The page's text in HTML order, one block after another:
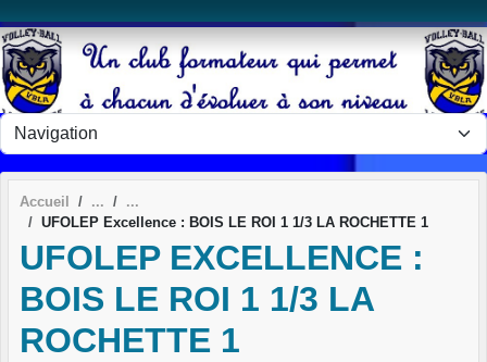
Accueil
UFOLEP Excellence : BOIS LE ROI 1 1/3 LA ROCHETTE 1
UFOLEP EXCELLENCE :
BOIS LE ROI 1 1/3 LA
ROCHETTE 1